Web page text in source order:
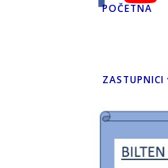
POČETNA
ZASTUPNICI